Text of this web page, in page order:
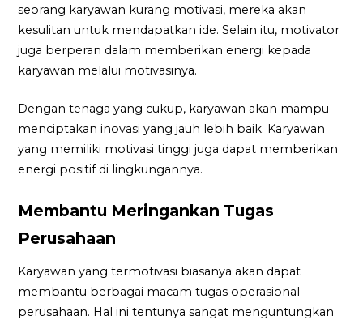
seorang karyawan kurang motivasi, mereka akan
kesulitan untuk mendapatkan ide. Selain itu, motivator
juga berperan dalam memberikan energi kepada
karyawan melalui motivasinya.
Dengan tenaga yang cukup, karyawan akan mampu
menciptakan inovasi yang jauh lebih baik. Karyawan
yang memiliki motivasi tinggi juga dapat memberikan
energi positif di lingkungannya.
Membantu Meringankan Tugas
Perusahaan
Karyawan yang termotivasi biasanya akan dapat
membantu berbagai macam tugas operasional
perusahaan. Hal ini tentunya sangat menguntungkan